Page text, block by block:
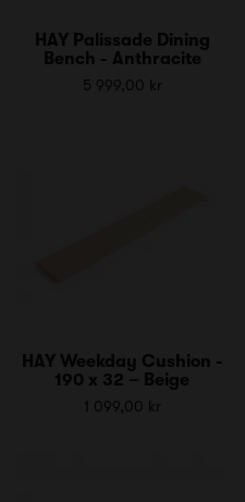
HAY Palissade Dining
Bench - Anthracite
5 999,00 kr
HAY Weekday Cushion -
190 x 32 – Beige
1 099,00 kr